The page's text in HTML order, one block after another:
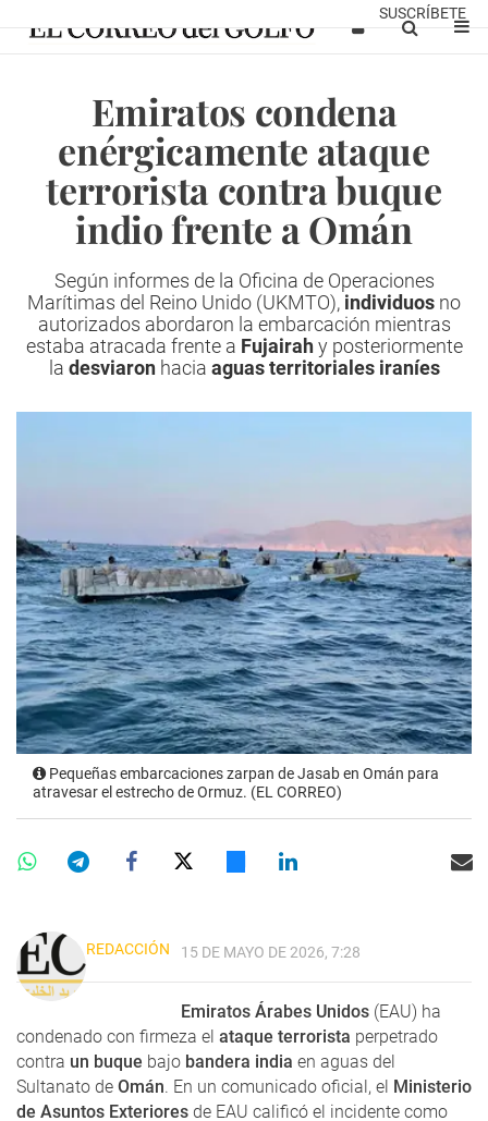
SUSCRÍBETE
Emiratos condena
enérgicamente ataque
terrorista contra buque
indio frente a Omán
Según informes de la Oficina de Operaciones
Marítimas del Reino Unido (UKMTO), individuos no
autorizados abordaron la embarcación mientras
estaba atracada frente a Fujairahy posteriormente
la desviaronhacia aguas territoriales iraníes
Pequeñas embarcaciones zarpan de Jasab en Omán para
atravesar el estrecho de Ormuz. (EL CORREO)
REDACCIÓN 15 DE MAYO DE 2026, 7:28
Emiratos Árabes Unidos (EAU) ha
condenado con firmeza el ataque terrorista perpetrado
contra un buque bajo bandera india en aguas del
Sultanato de Omán. En un comunicado oficial, el Ministerio
de Asuntos Exteriores de EAU calificó el incidente como